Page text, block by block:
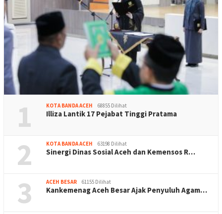
1 KOTA BANDA ACEH 68855 Dilihat
Illiza Lantik 17 Pejabat Tinggi Pratama
2 KOTA BANDA ACEH 63198 Dilihat
Sinergi Dinas Sosial Aceh dan Kemensos R…
3 ACEH BESAR 61155 Dilihat
Kankemenag Aceh Besar Ajak Penyuluh Agam…